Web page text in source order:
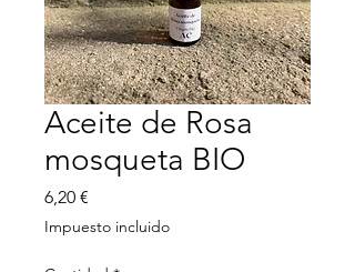
Aceite de Rosa
mosqueta BIO
6,20 €
Impuesto incluido